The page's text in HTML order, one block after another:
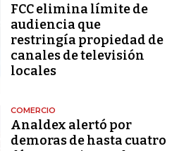
FCC elimina límite de
audiencia que
restringía propiedad de
canales de televisión
locales
COMERCIO
Analdex alertó por
demoras de hasta cuatro